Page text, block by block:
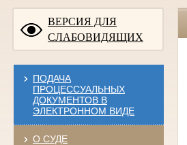
ВЕРСИЯ ДЛЯ
СЛАБОВИДЯЩИХ
ПОДАЧА
ПРОЦЕССУАЛЬНЫХ
ДОКУМЕНТОВ В
ЭЛЕКТРОННОМ ВИДЕ
О СУДЕ